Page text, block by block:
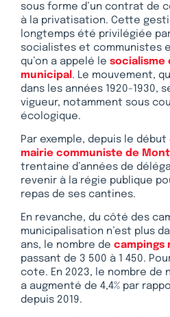
sous forme d’un contrat de
à la privatisation. Cette
longtemps été privilégiée
socialistes et communistes
qu’on a appelé le socialisme
municipal . Le mouvement,
dans les années 1920-1930,
vigueur, notamment sous
écologique.
Par exemple, depuis le début
mairie communiste de
trentaine d’années de
revenir à la régie publique
repas de ses cantines.
En revanche, du côté des
municipalisation n’est plus
ans, le nombre de campings
passant de 3 500 à 1 450.
cote. En 2023, le nombre de
a augmenté de 4,4% par
depuis 2019.